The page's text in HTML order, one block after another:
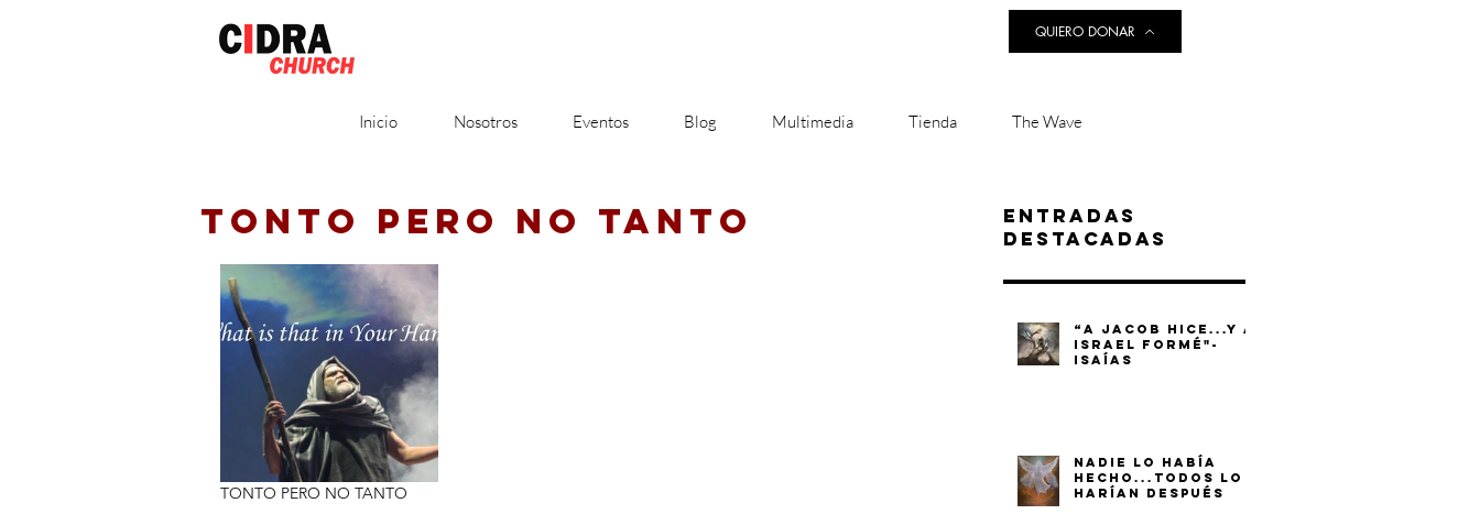
QUIERO DONAR
Inicio Nosotros Eventos Blog Multimedia Tienda The Wave
TONTO PERO NO TANTO
TONTO PERO NO TANTO
Entradas
destacadas
“A JACOB HICE...Y A
ISRAEL FORMÉ"-
ISAÍAS
NADIE LO HABÍA
HECHO...TODOS LO
HARÍAN DESPUÉS